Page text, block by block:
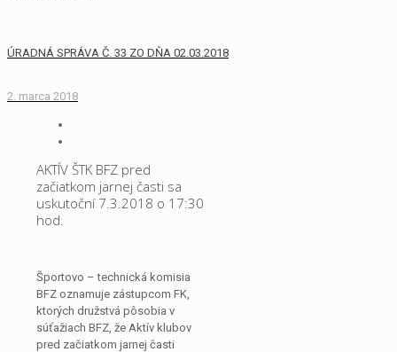
ÚRADNÁ SPRÁVA Č. 33 ZO DŇA 02.03.2018
2. marca 2018
AKTÍV ŠTK BFZ pred
začiatkom jarnej časti sa
uskutoční 7.3.2018 o 17:30
hod.
Športovo – technická komisia
BFZ oznamuje zástupcom FK,
ktorých družstvá pôsobia v
súťažiach BFZ, že Aktív klubov
pred začiatkom jarnej časti